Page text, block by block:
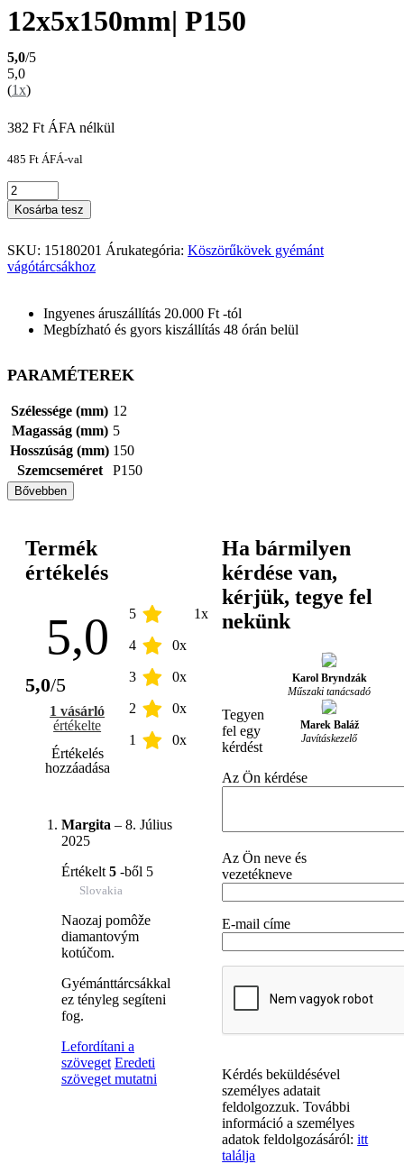
12x5x150mm| P150
5,0/5
5,0
(1x)
382 Ft ÁFA nélkül
485 Ft ÁFÁ-val
Kosárba tesz
SKU: 15180201 Árukategória: Köszörűkövek gyémánt
vágótárcsákhoz
Ingyenes áruszállítás 20.000 Ft -tól
Megbízható és gyors kiszállítás 48 órán belül
PARAMÉTEREK
Szélessége (mm) 12
Magasság (mm) 5
Hosszúság (mm) 150
Szemcseméret
P150
Bővebben
Termék
értékelés
5,0
5,0/5
1 vásárló
értékelte
Értékelés
hozzáadása
5 1x
4 0x
3 0x
2 0x
1 0x
Margita – 8. Július
2025
Értékelt 5 -ből 5
Slovakia
Naozaj pomôže
diamantovým
kotúčom.
Gyémánttárcsákkal
ez tényleg segíteni
fog.
Lefordítani a
szöveget Eredeti
szöveget mutatni
Ha bármilyen
kérdése van,
kérjük, tegye fel
nekünk
Karol Bryndzák
Műszaki tanácsadó
Marek Baláž
Javításkezelő
Tegyen
fel egy
kérdést
Az Ön kérdése
Az Ön neve és
vezetékneve
E-mail címe
Kérdés beküldésével
személyes adatait
feldolgozzuk. További
információ a személyes
adatok feldolgozásáról:itt
találja